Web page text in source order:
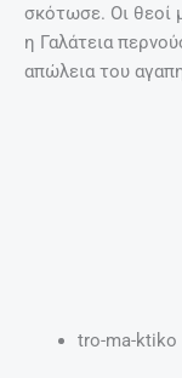
σκότωσε. Οι θεοί
η Γαλάτεια
απώλεια του
tro-ma-ktiko